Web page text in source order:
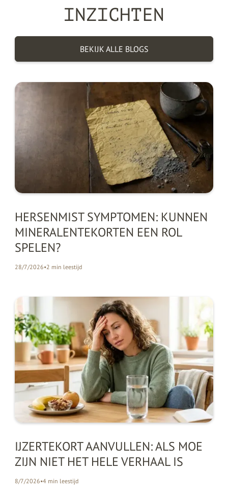
INZICHTEN
BEKIJK ALLE BLOGS
HERSENMIST SYMPTOMEN: KUNNEN
MINERALENTEKORTEN EEN ROL
SPELEN?
28/7/2026•2 min leestijd
IJZERTEKORT AANVULLEN: ALS MOE
ZIJN NIET HET HELE VERHAAL IS
8/7/2026•4 min leestijd